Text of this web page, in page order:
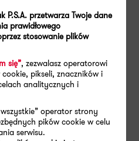
pomocy publicznej
niektórych wartości
co może wiązać się z
kalkulatora dyskonta.
rozliczeniu pomocy
Strefy Inwestycji?
przetwarza Twoje dane
prawidłowego
stosowanie plików
się”, zezwalasz operatorowi
pikseli, znaczników i
analitycznych i
operator strony
pików cookie w celu
serwisu.